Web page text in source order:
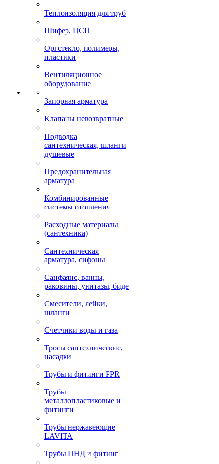
Теплоизоляция для труб
Шифер, ЦСП
Оргстекло, полимеры,
пластики
Вентиляционное
оборудование
Запорная арматура
Клапаны невозвратные
Подводка
сантехническая, шланги
душевые
Предохранительная
арматура
Комбинированные
системы отопления
Расходные материалы
(сантехника)
Сантехническая
арматура, сифоны
Санфаянс, ванны,
раковины, унитазы, биде
Смесители, лейки,
шланги
Счетчики воды и газа
Тросы сантехнические,
насадки
Трубы и фитинги PPR
Трубы
металлопластиковые и
фитинги
Трубы нержавеющие
LAVITA
Трубы ПНД и фитинг